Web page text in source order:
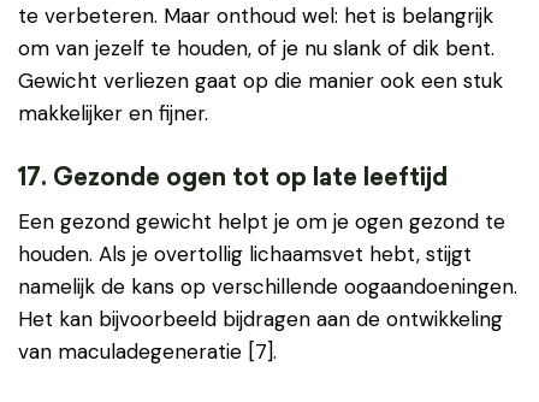
te verbeteren. Maar onthoud wel: het is belangrijk
om van jezelf te houden, of je nu slank of dik bent.
Gewicht verliezen gaat op die manier ook een stuk
makkelijker en fijner.
17. Gezonde ogen tot op late leeftijd
Een gezond gewicht helpt je om je ogen gezond te
houden. Als je overtollig lichaamsvet hebt, stijgt
namelijk de kans op verschillende oogaandoeningen.
Het kan bijvoorbeeld bijdragen aan de ontwikkeling
van maculadegeneratie [7].